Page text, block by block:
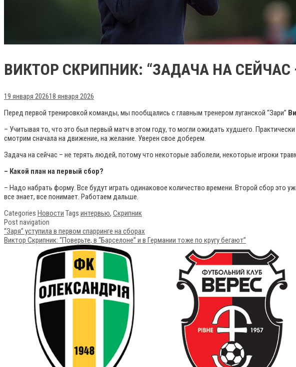
ВИКТОР СКРИПНИК: “ЗАДАЧА НА СЕЙЧАС
19 января 202618 января 2026
Перед первой тренировкой команды, мы пообщались с главным тренером луганской “Зари”
– Учитывая то, что это был первый матч в этом году, то могли ожидать худшего.
смотрим сначала на движение, на желание. Уверен свое доберем.
Задача на сейчас – не терять людей, потому что некоторые заболели, некоторые игроки
– Какой план на первый сбор?
– Надо набрать форму. Все будут играть одинаковое количество времени. Второй сбор это
все знает, все понимает. Работаем дальше.
Categories Новости Tags интервью, Скрипник
Post navigation
“Заря” уступила в первом спарринге на сборах
Виктор Скрипник: “Поверьте, в “Барселоне” и в Германии тоже по кругу бегают”